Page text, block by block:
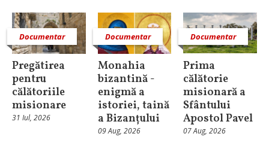
Documentar
Pregătirea
pentru
călătoriile
misionare
31 Iul, 2026
Documentar
Monahia
bizantină -
enigmă a
istoriei, taină
a Bizanțului
09 Aug, 2026
Documentar
Prima
călătorie
misionară a
Sfântului
Apostol Pavel
07 Aug, 2026